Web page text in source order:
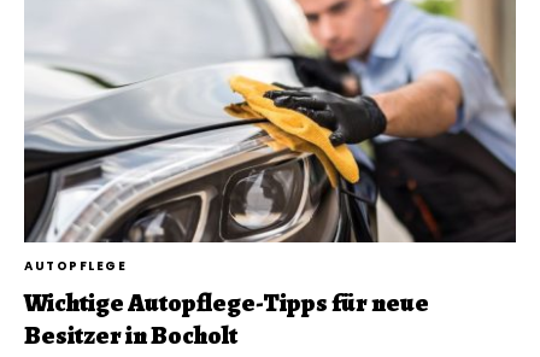
AUTOPFLEGE
Wichtige Autopflege-Tipps für neue
Besitzer in Bocholt